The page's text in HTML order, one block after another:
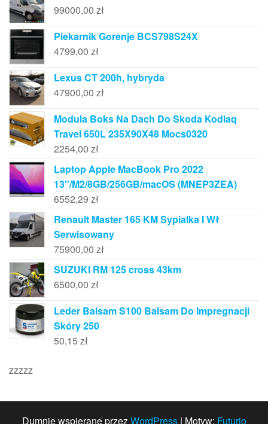
99000,00 zł
Piekarnik Gorenje BCS798S24X
4799,00 zł
Lexus CT 200h, hybryda
47900,00 zł
Modula Boks Na Dach Do Skoda Kodiaq
Travel 650L 235X90X48 Mocs0320
2254,00 zł
Laptop Apple MacBook Pro 2022
13"/M2/8GB/256GB/macOS (MNEP3ZEA)
6552,29 zł
Renault Master 165 KM Sypialka I Wł
Serwisowany
75900,00 zł
SUZUKI RM 125 cross 43km
6500,00 zł
Leder Balsam S100 Balsam Do Impregnacji
Skóry 250
50,15 zł
zzzzz
Dumnie wspierane przez WordPress | Motyw: Futurio